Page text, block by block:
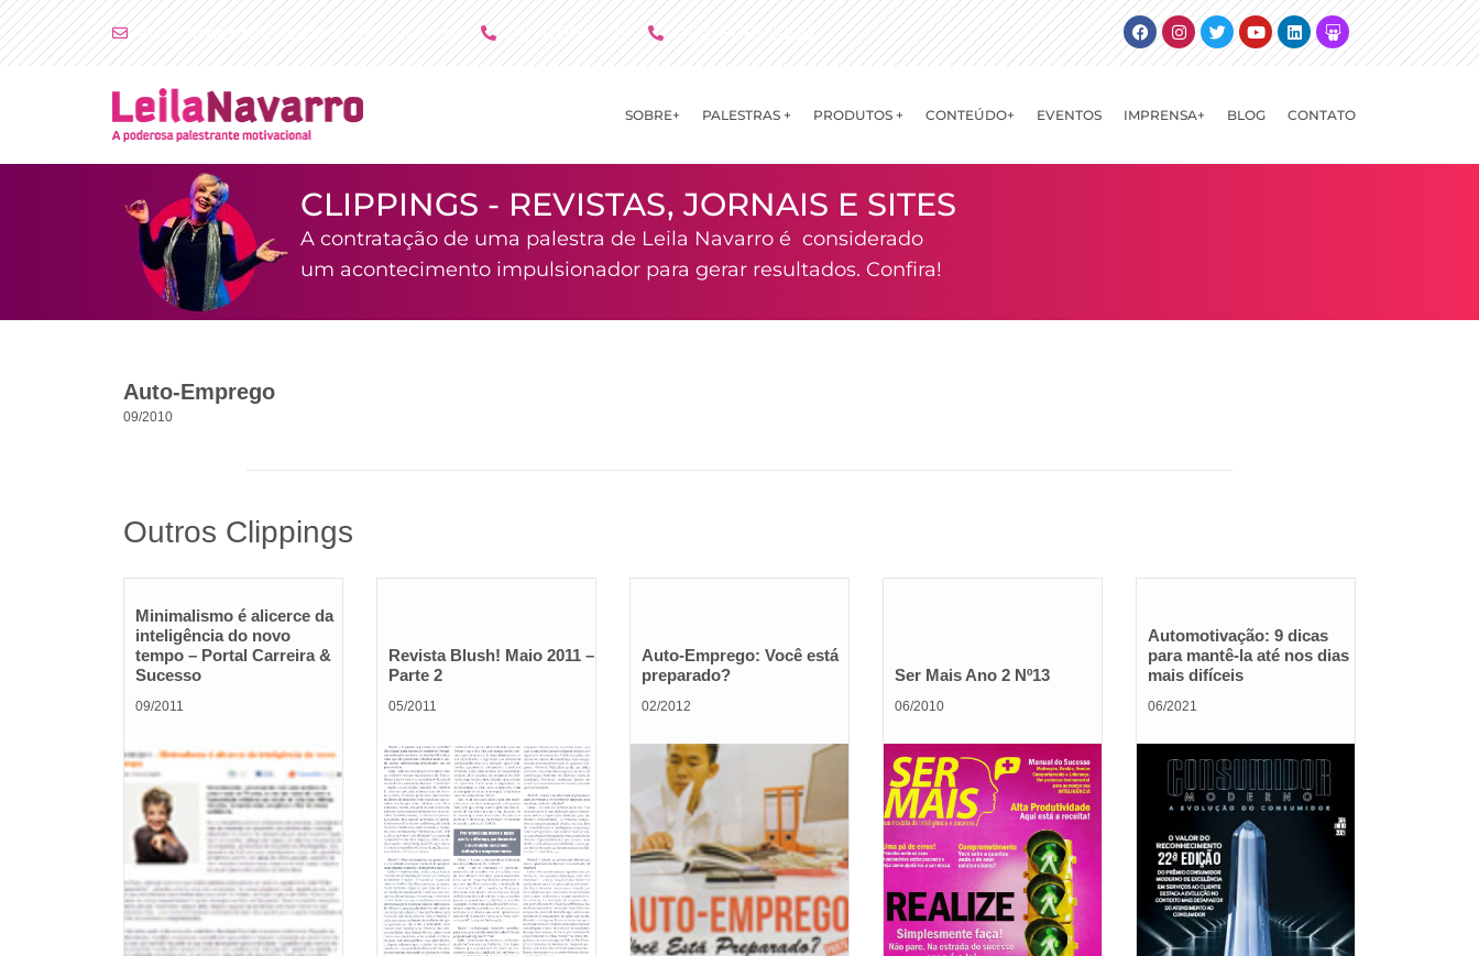
FacebookInstagram
TwitterYoutubeLinkedinSlideshare
SOBRE+ PALESTRAS + PRODUTOS + CONTEÚDO+ EVENTOS IMPRENSA+ BLOG CONTATO
CLIPPINGS - REVISTAS, JORNAIS E SITES
A contratação de uma palestra de Leila Navarro é considerado
um acontecimento impulsionador para gerar resultados. Confira!
Auto-Emprego
09/2010
Outros Clippings
Minimalismo é alicerce da
inteligência do novo
tempo – Portal Carreira &
Sucesso
09/2011
Revista Blush! Maio 2011 –
Parte 2
05/2011
Auto-Emprego: Você está
preparado?
02/2012
Ser Mais Ano 2 Nº13
06/2010
Automotivação: 9 dicas
para mantê-la até nos dias
mais difíceis
06/2021